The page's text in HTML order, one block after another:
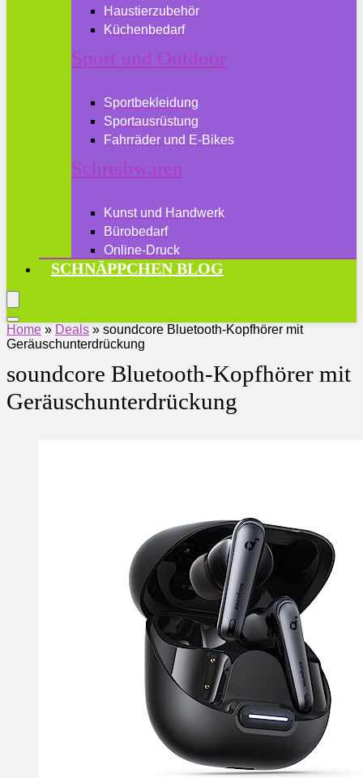
Haustierzubehör
Küchenbedarf
Sport und Outdoor
Sportbekleidung
Sportausrüstung
Fahrräder und E-Bikes
Schreibwaren
Kunst und Handwerk
Bürobedarf
Online-Druck
SCHNÄPPCHEN BLOG
Home » Deals » soundcore Bluetooth-Kopfhörer mit
Geräuschunterdrückung
soundcore Bluetooth-Kopfhörer mit
Geräuschunterdrückung